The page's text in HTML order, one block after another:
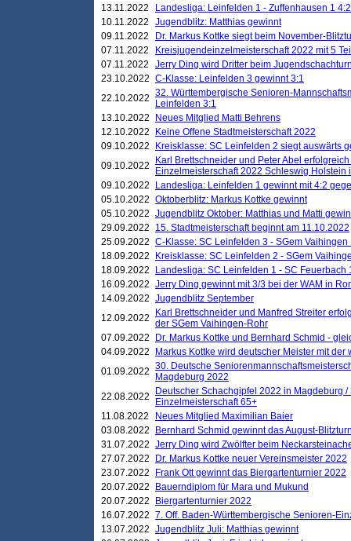
13.11.2022
Landesliga: Leinfelden 1 - Zuffenhausen 1 4:2
10.11.2022
Jugendblitz: Matthias gewinnt
09.11.2022
Dr. Markus Kottke siegt beim November-
07.11.2022
Kreisjugendeinzelmeisterschaft 2022 mit 5
07.11.2022
Jerry Ding wird Dritter beim
23.10.2022 C-Klasse: Leinfelden 3 gewinnt 3:1
22.10.2022 32. Württembergische Senioren-
Leinfelden 3:1
13.10.2022
Neues Mitglied Matti Behrens
12.10.2022
Keine Offene Stadtmeisterschaft 2022
09.10.2022
Kreisklasse: SC Leinfelden 2 siegt auswärts
09.10.2022
Karl Brettschneider und Peter Abel
Einzelmeisterschaft 2022 Schleswig Holstein
09.10.2022
Landesliga: Leinfelden 1 gewinnt mit 4:2
05.10.2022 Oktoberblitz: Markus Kottke gewinnt
05.10.2022 Jugendblitz Oktober: Matthias und Matti
29.09.2022
15. Stadtmeisterschaft beginnt am 11.10.2022
25.09.2022 C-Klasse: SC Leinfelden 3 - SGem Vaihingen
18.09.2022
Kreisklasse: SC Leinfelden 2 - SGem
18.09.2022
Landesliga: SC Leinfelden 1 - SC Feuerbach
16.09.2022 Jerry Ding gewinnt mit 3/3 bei der WAM in
14.09.2022 Jugendblitz September
12.09.2022
Karl Brettschneider und Manfred Streiter
der SGem Vaihingen-Rohr
07.09.2022
Dr. Markus Kottke und Bernhard Schmid -
04.09.2022
Markus Kottke wird deutscher Meister mit
01.09.2022 30. Deutsche
Magdeburg 2022
22.08.2022
Deutscher Schachgipfel 2022 in Magdeburg
Einzelmeisterschaft 65+
11.08.2022
Neues Mitglied Maximilian Baier
03.08.2022
Bernhard Schmid gewinnt das August-
31.07.2022 Jerry Ding wird Zwölfter beim
27.07.2022
Dr. Markus Kottke neuer Vereinsmeister 2022
23.07.2022
Frank Ott gewinnt das Biergartenturnier 2022
20.07.2022
Bauerndiplom für Mara und Mukund
20.07.2022
Biergartenturnier 2022
16.07.2022 7. Off. Baden-Württembergische Senioren-
13.07.2022 Jugendblitz Juli: Matthias gewinnt